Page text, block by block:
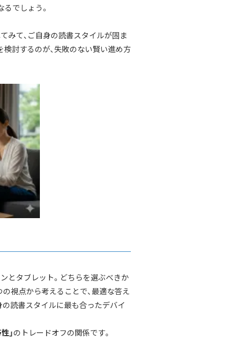
でしょう。
みて、ご自身の読書スタイルが固ま
討するのが、失敗のない賢い進め方
とタブレット。どちらを選ぶべきか
視点から考えることで、最適な答え
読書スタイルに最も合ったデバイ
」のトレードオフの関係です。